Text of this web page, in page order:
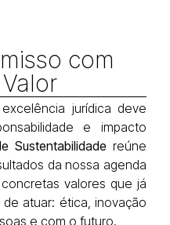
com
jurídica deve
e impacto
Sustentabilidade reúne
da nossa agenda
valores que já
atuar: ética, inovação
e com o futuro.